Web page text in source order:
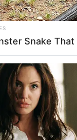
eine
Snake